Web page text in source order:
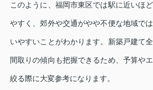
このように、福岡市東区では駅に近いほ
やすく、郊外や交通がやや不便な地域で
いやすいことがわかります。新築戸建て全
間取りの傾向も把握できるため、予算や
絞る際に大変参考になります。